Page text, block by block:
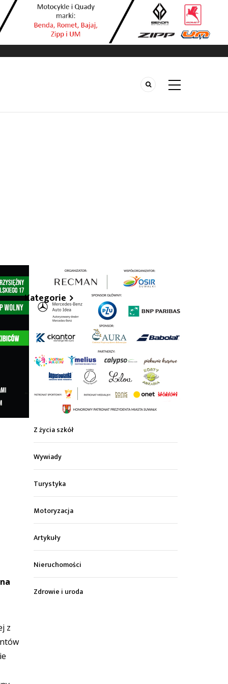
z
Kategorie
Z życia miasta
Kultura
Wiadomości z regionu
Z życia szkół
Wywiady
Turystyka
Motoryzacja
Artykuły
Nieruchomości
Zdrowie i uroda